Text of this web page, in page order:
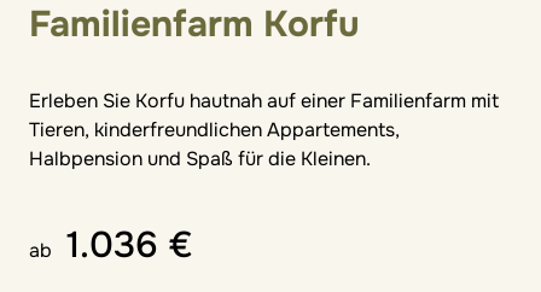
Familienfarm Korfu
Erleben Sie Korfu hautnah auf einer Familienfarm mit
Tieren, kinderfreundlichen Appartements,
Halbpension und Spaß für die Kleinen.
ab 1.036 €